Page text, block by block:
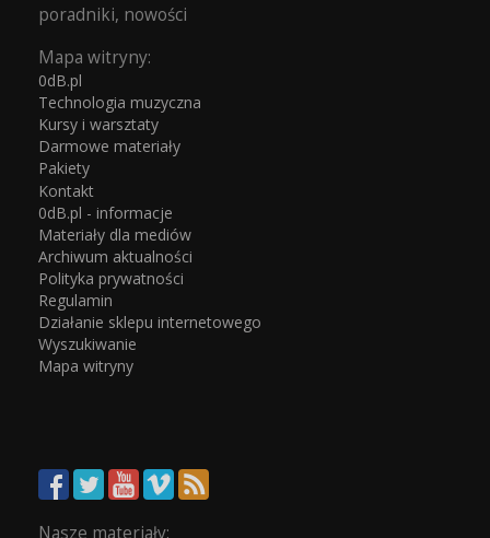
poradniki, nowości
Mapa witryny:
0dB.pl
Technologia muzyczna
Kursy i warsztaty
Darmowe materiały
Pakiety
Kontakt
0dB.pl - informacje
Materiały dla mediów
Archiwum aktualności
Polityka prywatności
Regulamin
Działanie sklepu internetowego
Wyszukiwanie
Mapa witryny
Nasze materiały: